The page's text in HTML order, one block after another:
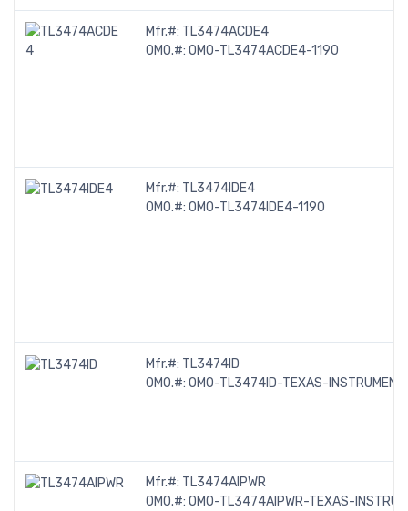
Mfr.#: TL3474ACDE4
OMO.#: OMO-TL3474ACDE4-1190
Mfr.#: TL3474IDE4
OMO.#: OMO-TL3474IDE4-1190
Mfr.#: TL3474ID
OMO.#: OMO-TL3474ID-TEXAS-
Mfr.#: TL3474AIPWR
OMO.#: OMO-TL3474AIPWR-TEXAS-